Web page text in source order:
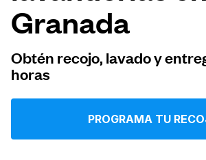
Iniciar sesión
Granada
Obtén recojo, lavado y
horas
PROGRAMA TU